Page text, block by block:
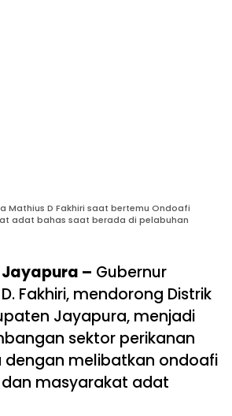
Mathius D Fakhiri saat bertemu Ondoafi
adat bahas saat berada di pelabuhan
– Gubernur
Fakhiri, mendorong Distrik
Jayapura, menjadi
sektor perikanan
dengan melibatkan ondoafi
masyarakat adat